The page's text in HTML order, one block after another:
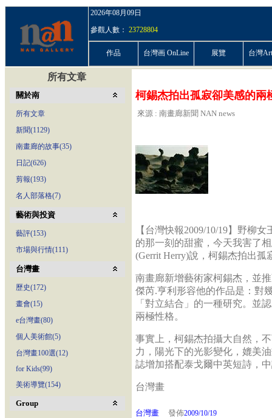
2026年08月09日
參觀人數： 23728804
作品 台灣画 OnLine 展覽 台灣
所有文章
關於南
所有文章
新聞(1129)
南畫廊的故事(35)
日記(626)
剪報(193)
名人部落格(7)
藝術與投資
藝評(153)
市場與行情(111)
台灣畫
歷史(172)
畫會(15)
e台灣畫(80)
個人美術館(5)
台灣畫100選(12)
for Kids(99)
美術導覽(154)
Group
柯錫杰拍出孤寂卻美感的兩
來源 : 南畫廊新聞 NAN news
【台灣快報2009/10/19】野柳
的那一刻的甜蜜，今天我害了
(Gerrit Herry)說，柯錫杰拍出孤
南畫廊新增藝術家柯錫杰，並
傑芮.亨利形容他的作品是：對
「對立結合」的一種研究。並
兩極性格。
事實上，柯錫杰拍攝大自然，
力，陽光下的光影變化，媲美
誌增加搭配泰戈爾中英短詩，
台灣畫
台灣畫 發佈2009/10/19